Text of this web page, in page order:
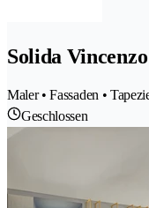
Solida
Maler • Fassaden •
Geschlossen